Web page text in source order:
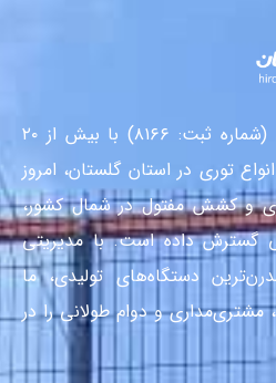
شرکت مفتول صنعت هیرکان (شماره ثبت: ۸۱۶۶) با بیش از ۲۰
توری در استان گلستان، امروز
و کشش مفتول در شمال کشور،
گسترش داده است. با مدیریتی
دستگاه‌های تولیدی، ما
مشتری‌مداری و دوام طولانی را در